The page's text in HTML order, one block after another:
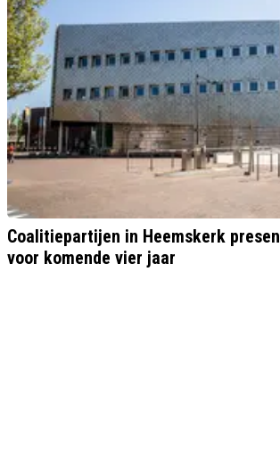
Coalitiepartijen in Heemskerk
voor komende vier jaar